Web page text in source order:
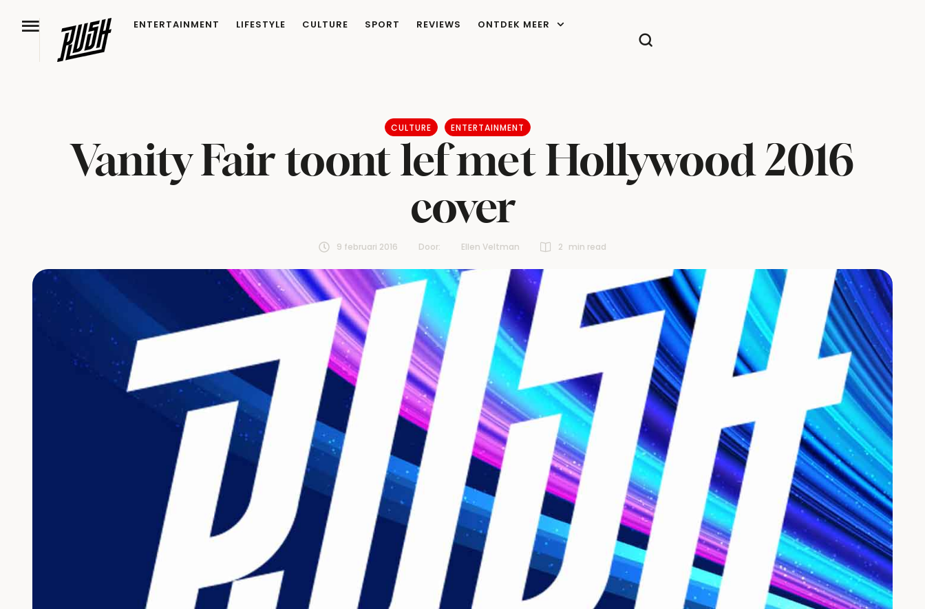
ENTERTAINMENT LIFESTYLE CULTURE SPORT REVIEWS ONTDEK MEER
CULTURE ENTERTAINMENT
Vanity Fair toont lef met Hollywood 2016
cover
9 februari 2016 Door: Ellen Veltman 2 min read